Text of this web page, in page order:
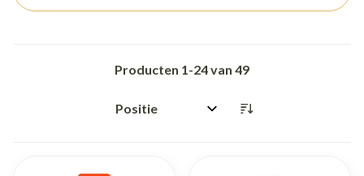
Producten 1-24van 49
Sorteer op: